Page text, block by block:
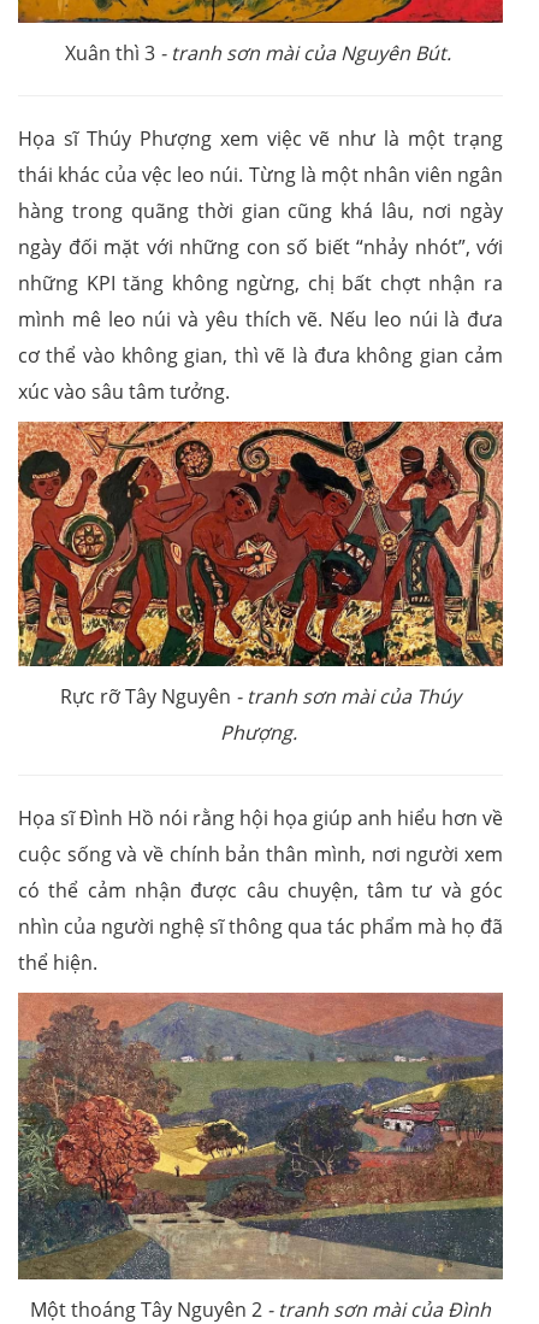
Xuân thì 3 - tranh sơn mài của Nguyên Bút.
Họa sĩ Thúy Phượng xem việc vẽ như là một trạng
thái khác của vệc leo núi. Từng là một nhân viên ngân
hàng trong quãng thời gian cũng khá lâu, nơi ngày
ngày đối mặt với những con số biết “nhảy nhót”, với
những KPI tăng không ngừng, chị bất chợt nhận ra
mình mê leo núi và yêu thích vẽ. Nếu leo núi là đưa
cơ thể vào không gian, thì vẽ là đưa không gian cảm
xúc vào sâu tâm tưởng.
Rực rỡ Tây Nguyên - tranh sơn mài của Thúy
Phượng.
Họa sĩ Đình Hồ nói rằng hội họa giúp anh hiểu hơn về
cuộc sống và về chính bản thân mình, nơi người xem
có thể cảm nhận được câu chuyện, tâm tư và góc
nhìn của người nghệ sĩ thông qua tác phẩm mà họ đã
thể hiện.
Một thoáng Tây Nguyên 2 - tranh sơn mài của Đình